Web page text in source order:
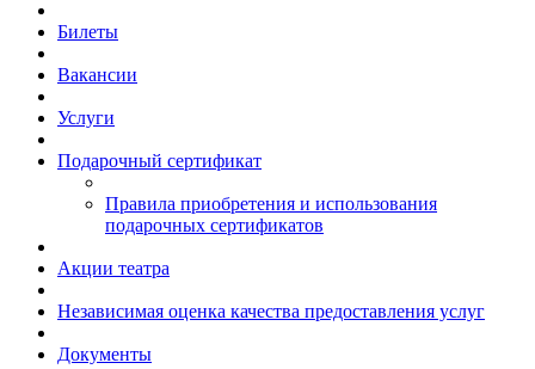
Билеты
Вакансии
Услуги
Подарочный сертификат
Правила приобретения и использования
подарочных сертификатов
Акции театра
Независимая оценка качества предоставления услуг
Документы